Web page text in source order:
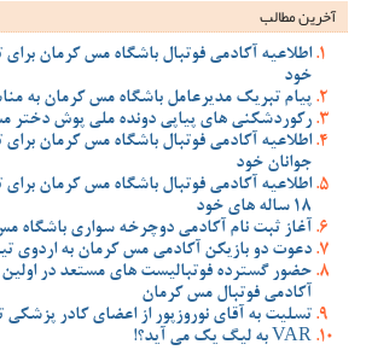
آخرین مطالب
اطلاعیه آکادمی فوتبال باشگاه مس کرمان
خود
پیام تبریک مدیرعامل باشگاه مس کرمان به
رکوردشکنی های پیاپی دونده ملی پوش دختر
اطلاعیه آکادمی فوتبال باشگاه مس کرمان
جوانان خود
اطلاعیه آکادمی فوتبال باشگاه مس کرمان
18 ساله های خود
آغاز ثبت نام آکادمی دوچرخه سواری باشگاه
دعوت دو بازیکن آکادمی مس کرمان به اردوی
حضور گسترده فوتبالیست های مستعد در
آکادمی فوتبال مس کرمان
تسلیت به آقای نوروزپور از اعضای کادر
VAR به لیگ یک می آید؟!